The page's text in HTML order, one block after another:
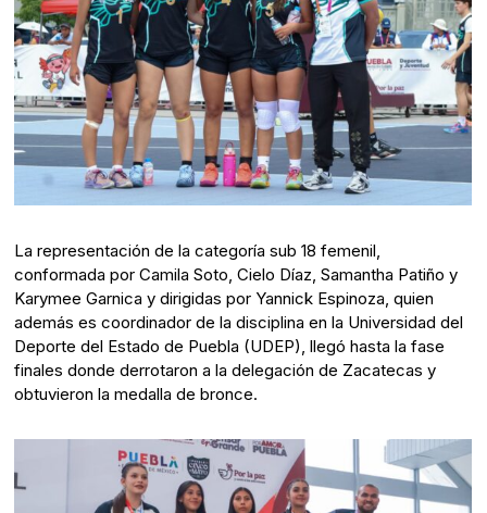
La representación de la categoría sub 18 femenil,
conformada por Camila Soto, Cielo Díaz, Samantha Patiño y
Karymee Garnica y dirigidas por Yannick Espinoza, quien
además es coordinador de la disciplina en la Universidad del
Deporte del Estado de Puebla (UDEP), llegó hasta la fase
finales donde derrotaron a la delegación de Zacatecas y
obtuvieron la medalla de bronce.